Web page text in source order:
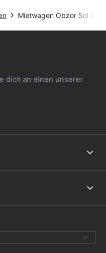
Mietwagen Obzor Sol
dich an einen unserer